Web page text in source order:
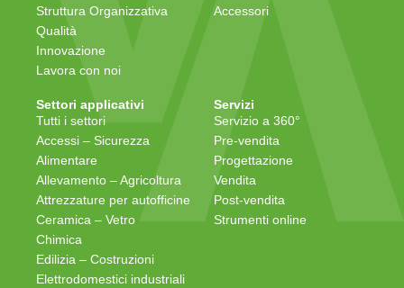
Struttura Organizzativa
Qualità
Innovazione
Lavora con noi
Accessori
Settori applicativi
Tutti i settori
Accessi – Sicurezza
Alimentare
Allevamento – Agricoltura
Attrezzature per autofficine
Ceramica – Vetro
Chimica
Edilizia – Costruzioni
Elettrodomestici industriali
Servizi
Servizio a 360°
Pre-vendita
Progettazione
Vendita
Post-vendita
Strumenti online